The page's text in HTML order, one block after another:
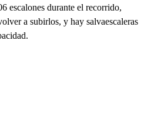
escalones durante el recorrido,
a subirlos, y hay salvaescaleras